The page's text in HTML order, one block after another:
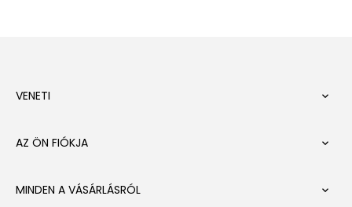
VENETI 
AZ ÖN FIÓKJA 
MINDEN A VÁSÁRLÁSRÓL 